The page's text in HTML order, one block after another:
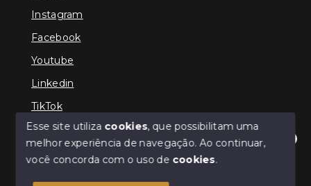
Olá! Estamos disponíveis para te ajudar.
Instagram
Facebook
Youtube
Linkedin
TikTok
© Copyright 2026 - TEFE IMÓVEIS - Todos os direitos
Esse site utiliza cookies, que possibilitam uma
melhor experiência de navegação.Ao continuar,
você concorda com o uso de cookies.